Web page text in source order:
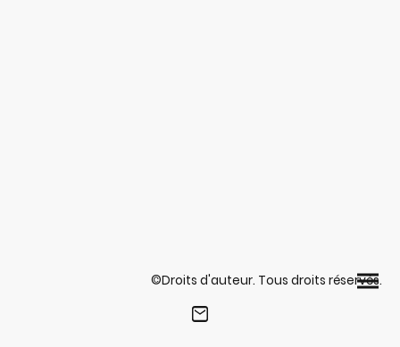
©Droits d'auteur. Tous droits réservés.